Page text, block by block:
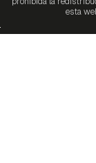
esta